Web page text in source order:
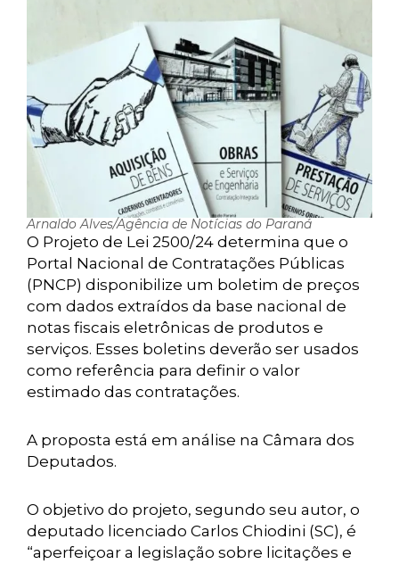
Arnaldo Alves/Agência de Notícias do Paraná
O Projeto de Lei 2500/24 determina que o
Portal Nacional de Contratações Públicas
(PNCP) disponibilize um boletim de preços
com dados extraídos da base nacional de
notas fiscais eletrônicas de produtos e
serviços. Esses boletins deverão ser usados
como referência para definir o valor
estimado das contratações.
A proposta está em análise na Câmara dos
Deputados.
O objetivo do projeto, segundo seu autor, o
deputado licenciado Carlos Chiodini (SC), é
“aperfeiçoar a legislação sobre licitações e